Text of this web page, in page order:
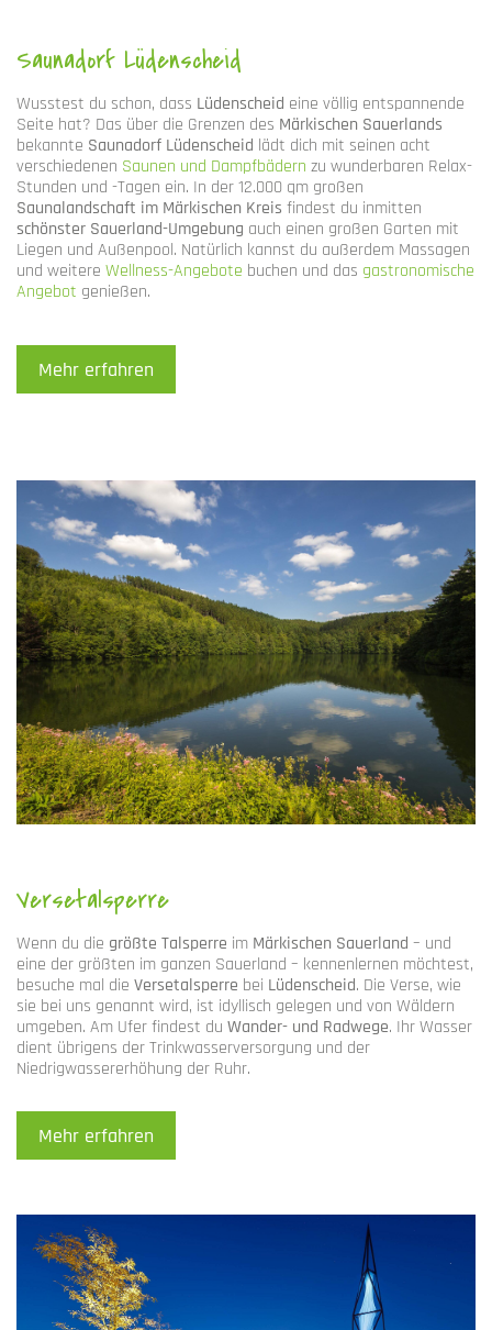
Saunadorf Lüdenscheid
Wusstest du schon, dass Lüdenscheid eine völlig entspannende
Seite hat? Das über die Grenzen des Märkischen Sauerlands
bekannte Saunadorf Lüdenscheid lädt dich mit seinen acht
verschiedenen Saunen und Dampfbädern zu wunderbaren Relax-
Stunden und -Tagen ein. In der 12.000 qm großen
Saunalandschaft im Märkischen Kreis findest du inmitten
schönster Sauerland-Umgebung auch einen großen Garten mit
Liegen und Außenpool. Natürlich kannst du außerdem Massagen
und weitere Wellness-Angebote buchen und das gastronomische
Angebot genießen.
Mehr erfahren
Versetalsperre
Wenn du die größte Talsperre im Märkischen Sauerland – und
eine der größten im ganzen Sauerland – kennenlernen möchtest,
besuche mal die Versetalsperre bei Lüdenscheid. Die Verse, wie
sie bei uns genannt wird, ist idyllisch gelegen und von Wäldern
umgeben. Am Ufer findest du Wander- und Radwege. Ihr Wasser
dient übrigens der Trinkwasserversorgung und der
Niedrigwassererhöhung der Ruhr.
Mehr erfahren